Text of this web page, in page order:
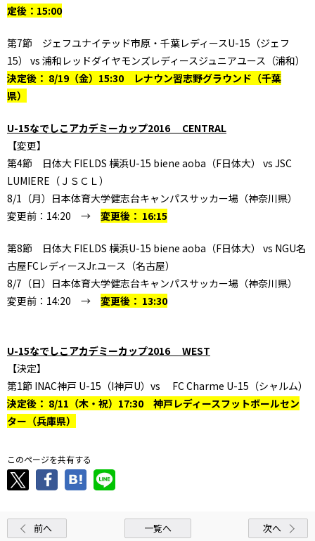
定後：15:00
第7節 ジェフユナイテッド市原・千葉レディースU-15（ジェフ
15） vs 浦和レッドダイヤモンズレディースジュニアユース（浦和）
決定後： 8/19（金）15:30 レナウン習志野グラウンド（千葉
県）
U-15なでしこアカデミーカップ2016 CENTRAL
【変更】
第4節 日体大 FIELDS 横浜U-15 biene aoba（F日体大） vs JSC
LUMIERE（ＪＳＣＬ）
8/1（月）日本体育大学健志台キャンパスサッカー場（神奈川県）
変更前：14:20 → 変更後： 16:15
第8節 日体大 FIELDS 横浜U-15 biene aoba（F日体大） vs NGU名
古屋FCレディースJr.ユース（名古屋）
8/7（日）日本体育大学健志台キャンパスサッカー場（神奈川県）
変更前：14:20 → 変更後： 13:30
U-15なでしこアカデミーカップ2016 WEST
【決定】
第1節 INAC神戸 U-15（I神戸U）vs FC Charme U-15（シャルム）
決定後： 8/11（木・祝）17:30 神戸レディースフットボールセン
ター（兵庫県）
このページを共有する
前へ 一覧へ 次へ